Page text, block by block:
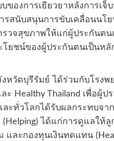
ของการเยียวยาหลังการเ
สนับสนุนการขับเคลื่อนนโ
วจสุขภาพให้แก่ผู้ประกันต
โยชน์ของผู้ประกันตนเป็นหลั
หวัดบุรีรัมย์ ได้ร่วมกับโรง
ะ Healthy Thailand เพื่อผู้
ะทั่วโลกได้รับผลกระทบจา
ได้แก่การดูแลให้
และกองทุนเงินทดแทน